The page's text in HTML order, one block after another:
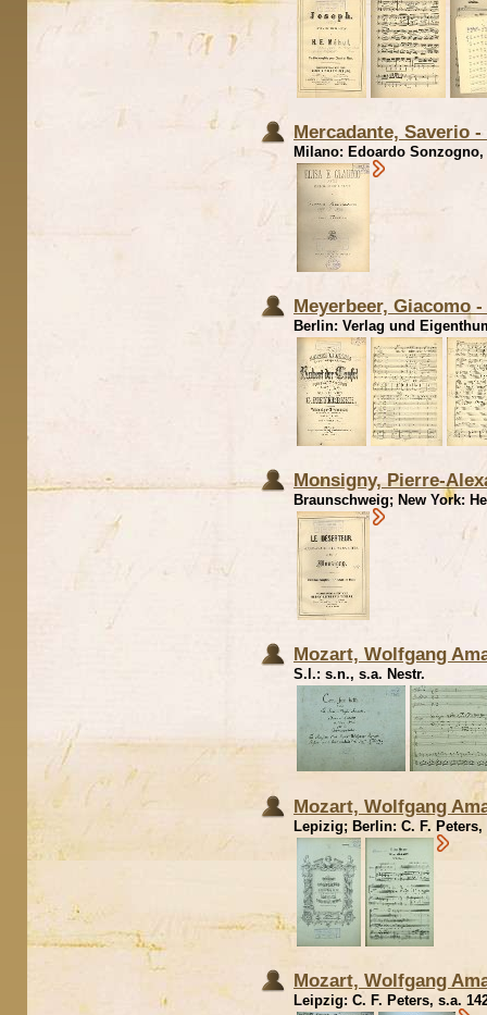
Mercadante, Saverio
Milano: Edoardo Sonzogno,
Meyerbeer, Giacomo
Berlin: Verlag und
Monsigny, Pierre-
Braunschweig; New York:
Mozart, Wolfgang
S.l.: s.n., s.a. Nestr.
Mozart, Wolfgang
Lepizig; Berlin: C. F. Peters,
Mozart, Wolfgang
Leipzig: C. F. Peters, s.a.